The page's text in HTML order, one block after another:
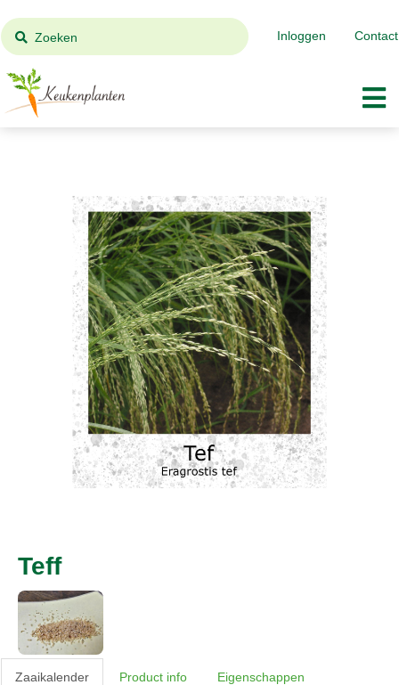
Contact
Inloggen
Zoeken
Teff
Zaaikalender Product info Eigenschappen